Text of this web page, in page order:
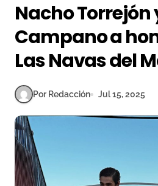
Nacho Torrejón
Campano a
Las Navas del
Por Redacción Jul 15, 2025